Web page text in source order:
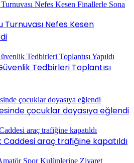
Nefes Kesen
Tedbirleri Toplantısı
çocuklar doyasıya eğlendi
araç trafiğine kapatıldı